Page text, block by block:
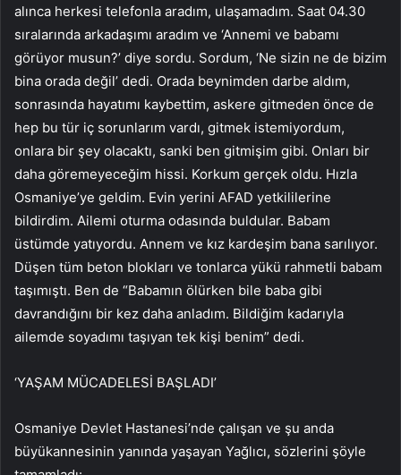
alınca herkesi telefonla aradım, ulaşamadım. Saat 04.30
sıralarında arkadaşımı aradım ve ‘Annemi ve babamı
görüyor musun?’ diye sordu. Sordum, ‘Ne sizin ne de bizim
bina orada değil’ dedi. Orada beynimden darbe aldım,
sonrasında hayatımı kaybettim, askere gitmeden önce de
hep bu tür iç sorunlarım vardı, gitmek istemiyordum,
onlara bir şey olacaktı, sanki ben gitmişim gibi. Onları bir
daha göremeyeceğim hissi. Korkum gerçek oldu. Hızla
Osmaniye’ye geldim. Evin yerini AFAD yetkililerine
bildirdim. Ailemi oturma odasında buldular. Babam
üstümde yatıyordu. Annem ve kız kardeşim bana sarılıyor.
Düşen tüm beton blokları ve tonlarca yükü rahmetli babam
taşımıştı. Ben de “Babamın ölürken bile baba gibi
davrandığını bir kez daha anladım. Bildiğim kadarıyla
ailemde soyadımı taşıyan tek kişi benim” dedi.
‘YAŞAM MÜCADELESİ BAŞLADI’
Osmaniye Devlet Hastanesi’nde çalışan ve şu anda
büyükannesinin yanında yaşayan Yağlıcı, sözlerini şöyle